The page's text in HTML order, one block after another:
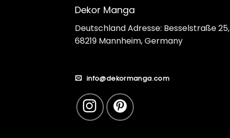
Dekor Manga
Deutschland Adresse: Besselstraße 25,
68219 Mannheim, Germany
info@dekormanga.com